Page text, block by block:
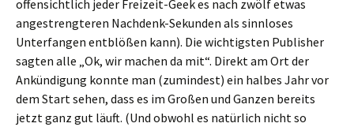
offensichtlich jeder Freizeit-Geek es nach zwölf etwas
angestrengteren Nachdenk-Sekunden als sinnloses
Unterfangen entblößen kann). Die wichtigsten Publisher
sagten alle „Ok, wir machen da mit“. Direkt am Ort der
Ankündigung konnte man (zumindest) ein halbes Jahr vor
dem Start sehen, dass es im Großen und Ganzen bereits
jetzt ganz gut läuft. (Und obwohl es natürlich nicht so